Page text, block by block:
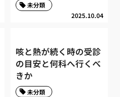
2025.10.04
未分類
咳と熱が続く時の受診
の目安と何科へ行くべ
きか
未分類